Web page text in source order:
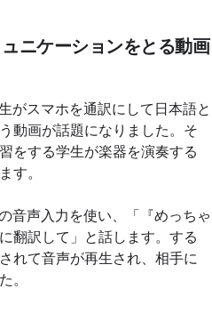
ニケーションをとる動画
がスマホを通訳にして日本語と
動画が話題になりました。そ
をする学生が楽器を演奏する
す。
音声入力を使い、「『めっちゃ
翻訳して」と話します。する
れて音声が再生され、相手に
。